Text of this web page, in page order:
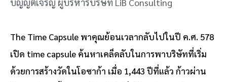
บัญญัติเจริญ ผู้บริหารบริษัท LiB Consulting
The Time Capsule พาคุณย้อนเวลากลับไปในปี ค.ศ. 578
เปิด time capsule ค้นหาเคล็ดลับในการพาบริษัทที่เริ่ม
ด้วยการสร้างวัดในโอซาก้า เมื่อ 1,443 ปีที่แล้ว ก้าวผ่าน